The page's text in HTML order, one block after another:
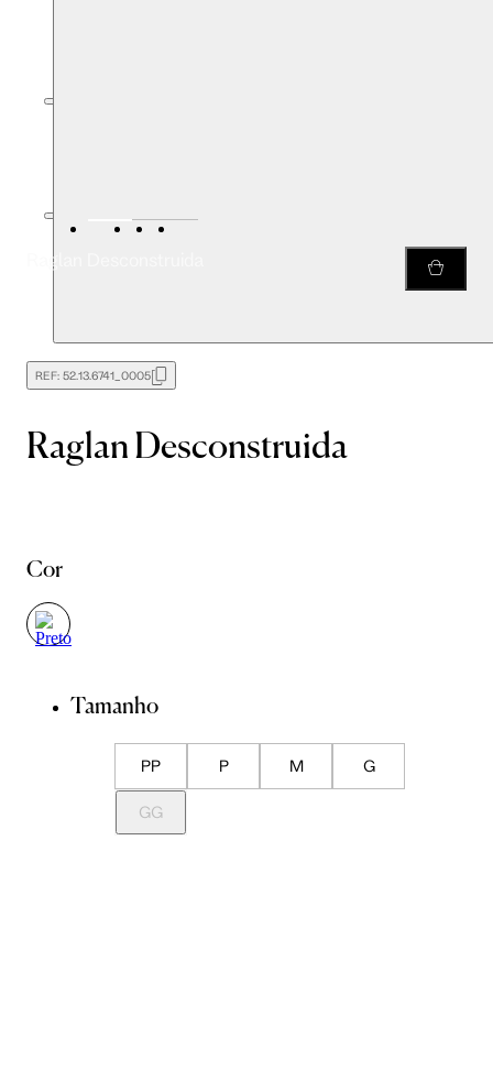
Raglan Desconstruida
REF: 52.13.6741_0005
Raglan Desconstruida
Cor
Tamanho
PP P M G
GG